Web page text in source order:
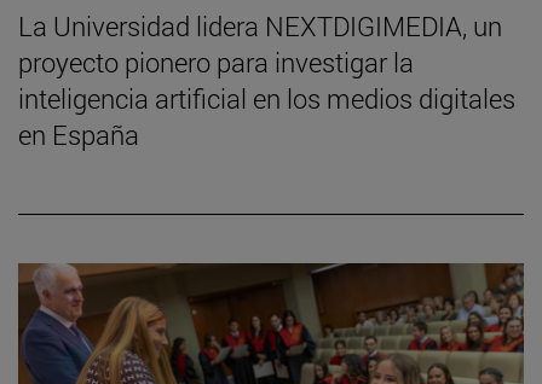
La Universidad lidera NEXTDIGIMEDIA, un
proyecto pionero para investigar la
inteligencia artificial en los medios digitales
en España